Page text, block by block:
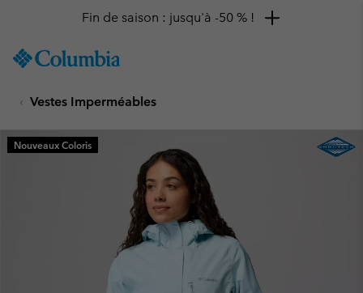
TO
SKIP
MAIN
NAV
Fin de saison : jusqu'à -50 % !
Vestes Imperméables
Nouveaux Coloris